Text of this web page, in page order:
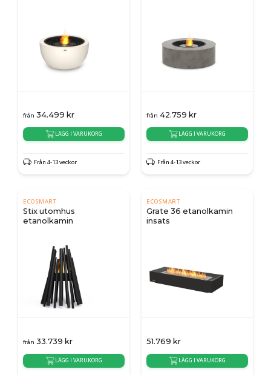
från 34.499 kr
LÄGG I VARUKORG
Från 4-13 veckor
från 42.759 kr
LÄGG I VARUKORG
Från 4-13 veckor
ECOSMART
Stix utomhus
etanolkamin
från 33.739 kr
LÄGG I VARUKORG
ECOSMART
Grate 36 etanolkamin
insats
51.769 kr
LÄGG I VARUKORG